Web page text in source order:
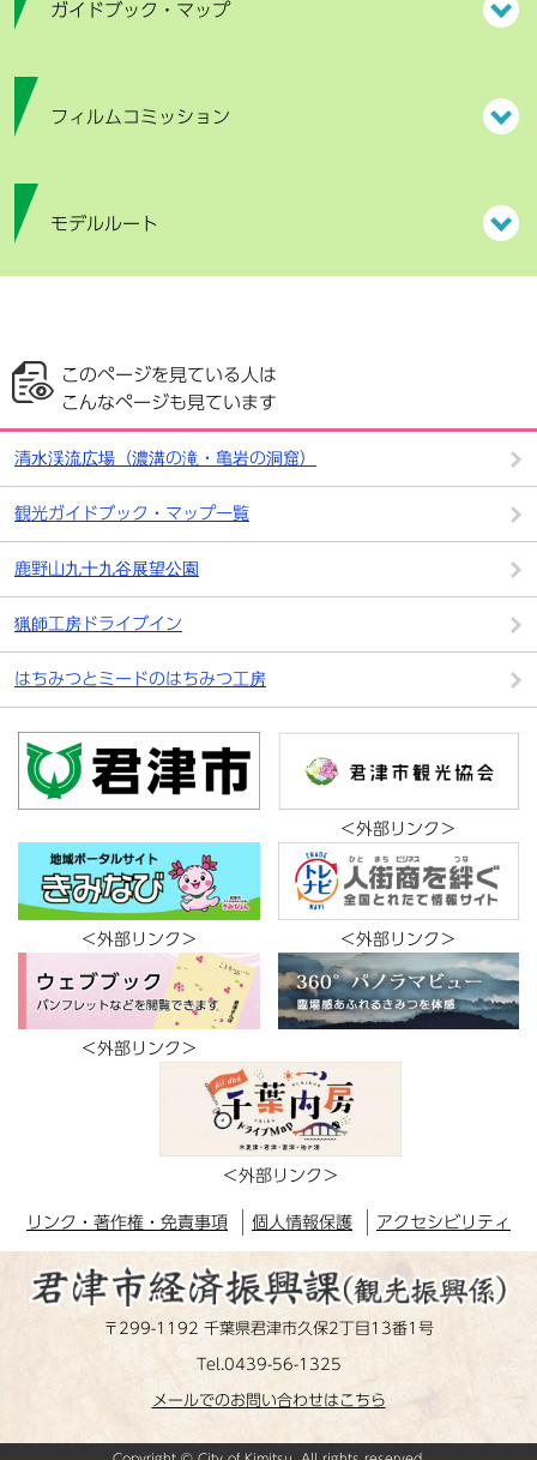
ガイドブック・マップ
フィルムコミッション
モデルルート
このページを見ている人は
こんなページも見ています
清水渓流広場（濃溝の滝・亀岩の洞窟）
観光ガイドブック・マップ一覧
鹿野山九十九谷展望公園
猟師工房ドライブイン
はちみつとミードのはちみつ工房
＜外部リンク＞
＜外部リンク＞ ＜外部リンク＞
＜外部リンク＞
＜外部リンク＞
リンク・著作権・免責事項 個人情報保護 アクセシビリティ
〒299-1192 千葉県君津市久保2丁目13番1号
Tel.0439-56-1325
メールでのお問い合わせはこちら